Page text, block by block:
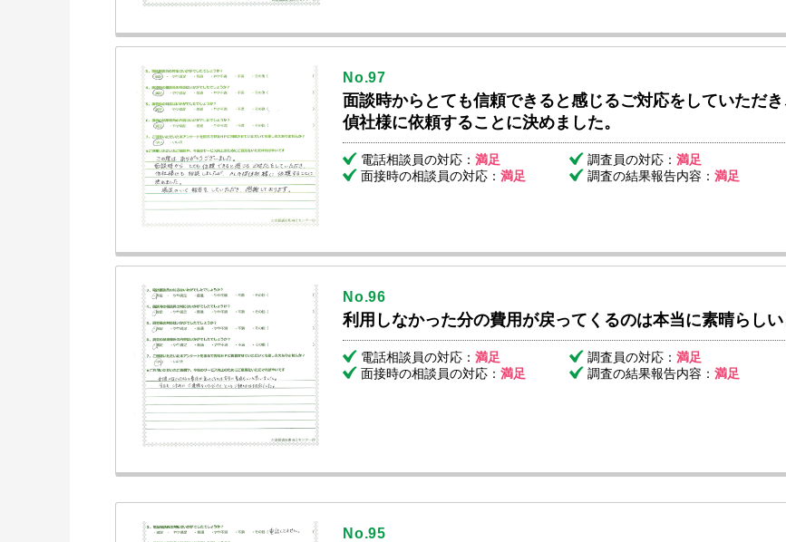
No.97
面談時からとても信頼できると感じるご対応をしていただ
偵社様に依頼することに決めました。
電話相談員の対応： 満足 調査員の対応： 満足
面接時の相談員の対応： 満足 調査の結果報告内容： 満足
No.96
利用しなかった分の費用が戻ってくるのは本当に素晴らしい
電話相談員の対応： 満足 調査員の対応： 満足
面接時の相談員の対応： 満足 調査の結果報告内容： 満足
No.95